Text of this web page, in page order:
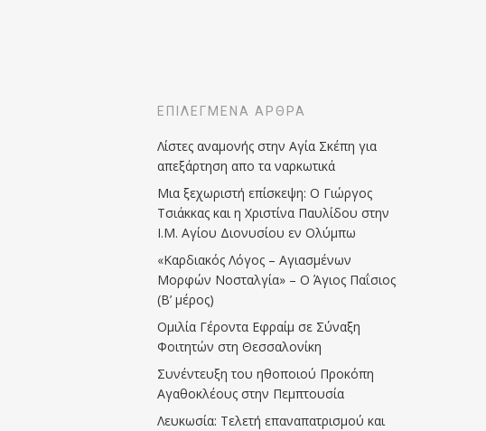
ΕΠΙΛΕΓΜΈΝΑ ΆΡΘΡΑ
Λίστες αναμονής στην Αγία Σκέπη για
απεξάρτηση απο τα ναρκωτικά
Μια ξεχωριστή επίσκεψη: Ο Γιώργος
Τσιάκκας και η Χριστίνα Παυλίδου στην
Ι.Μ. Αγίου Διονυσίου εν Ολύμπω
«Καρδιακός Λόγος – Αγιασμένων
Μορφών Νοσταλγία» – Ο Άγιος Παΐσιος
(Β’ μέρος)
Ομιλία Γέροντα Εφραίμ σε Σύναξη
Φοιτητών στη Θεσσαλονίκη
Συνέντευξη του ηθοποιού Προκόπη
Αγαθοκλέους στην Πεμπτουσία
Λευκωσία: Τελετή επαναπατρισμού και